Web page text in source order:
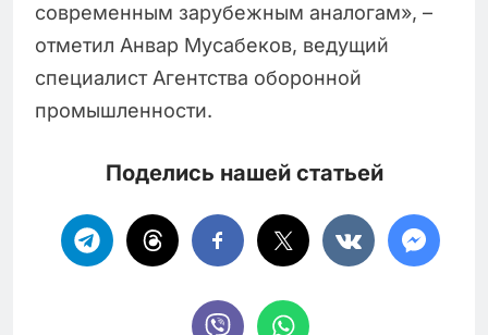
современным зарубежным аналогам», –
отметил Анвар Мусабеков, ведущий
специалист Агентства оборонной
промышленности.
Поделись нашей статьей